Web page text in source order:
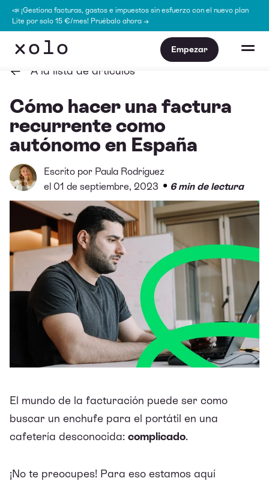
📣 ¡Gestiona facturas, gastos e impuestos sin esfuerzo con el nuevo plan
Lite por solo 15 €/mes! Pruébalo ahora →
Empezar
A la lista de artículos
Cómo hacer una factura
recurrente como
autónomo en España
Escrito por Paula Rodríguez
el 01 de septiembre, 2023 • 6 min de lectura
El mundo de la facturación puede ser como
buscar un enchufe para el portátil en una
cafetería desconocida: complicado.
¡No te preocupes! Para eso estamos aquí